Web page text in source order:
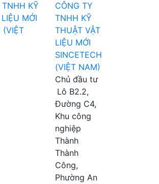
CÔNG TY
TNHH KỸ
THUẬT VẬT
LIỆU MỚI
SINCETECH
(VIỆT NAM)
Chủ đầu tư
Lô B2.2,
Đường C4,
Khu công
nghiệp
Thành
Thành
Công,
Phường An